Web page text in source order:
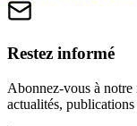
Restez informé
Abonnez-vous à notre
actualités,